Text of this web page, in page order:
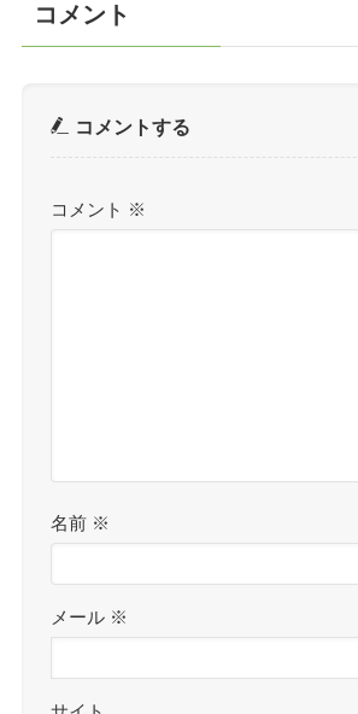
コメント
コメントする
コメント ※
名前 ※
メール ※